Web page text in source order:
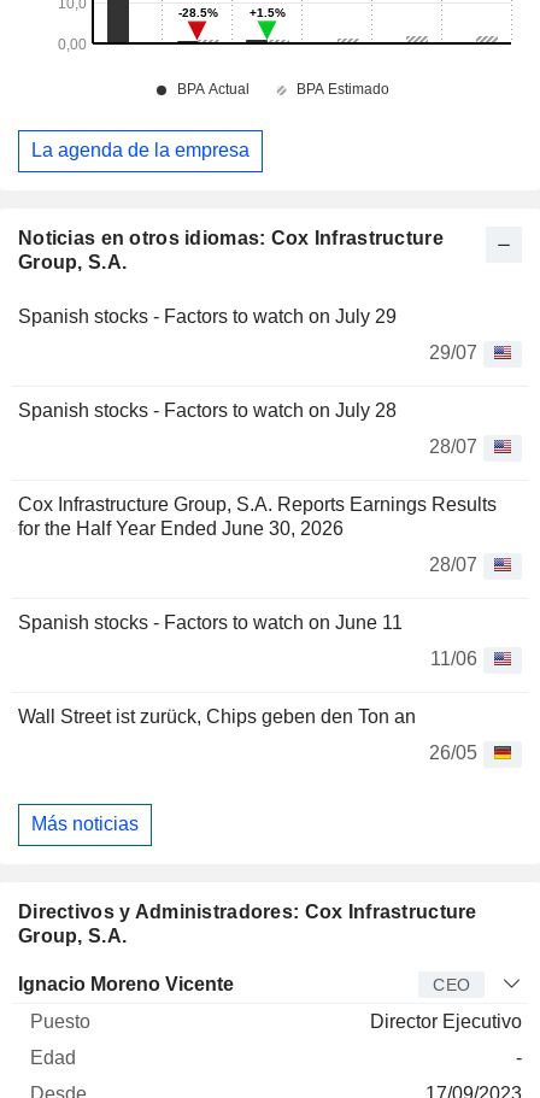
Noticias en otros idiomas: Cox Infrastructure
Group, S.A.
Spanish stocks - Factors to watch on July 29
29/07
Spanish stocks - Factors to watch on July 28
28/07
Cox Infrastructure Group, S.A. Reports Earnings Results
for the Half Year Ended June 30, 2026
28/07
Spanish stocks - Factors to watch on June 11
11/06
Wall Street ist zurück, Chips geben den Ton an
26/05
Más noticias
Directivos y Administradores: Cox Infrastructure
Group, S.A.
Director Puesto Edad Desde
Ignacio Moreno Vicente CEO
Director Ejecutivo
-
17/09/2023
La agenda de la empresa